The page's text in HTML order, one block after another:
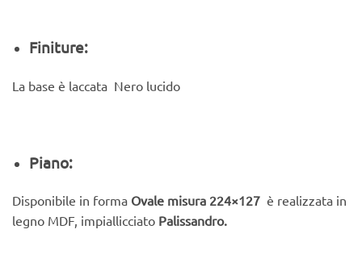
Finiture:
La base è laccata Nero lucido
Piano:
Disponibile in forma Ovale misura 224×127 è realizzata in
legno MDF, impiallicciato Palissandro.